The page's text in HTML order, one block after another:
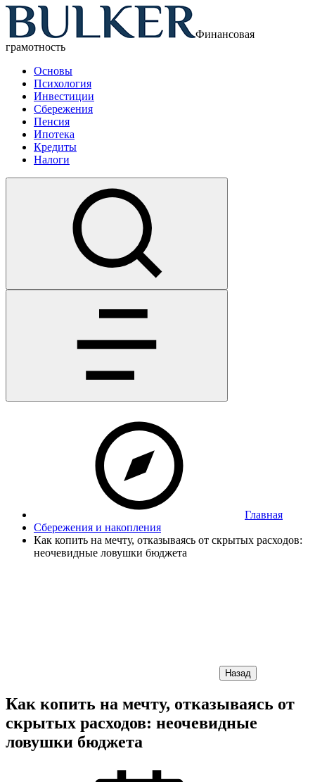
Финансовая
грамотность
Основы
Психология
Инвестиции
Сбережения
Пенсия
Ипотека
Кредиты
Налоги
Главная
Сбережения и накопления
Как копить на мечту, отказываясь от скрытых расходов:
неочевидные ловушки бюджета
Назад
Как копить на мечту, отказываясь от
скрытых расходов: неочевидные
ловушки бюджета